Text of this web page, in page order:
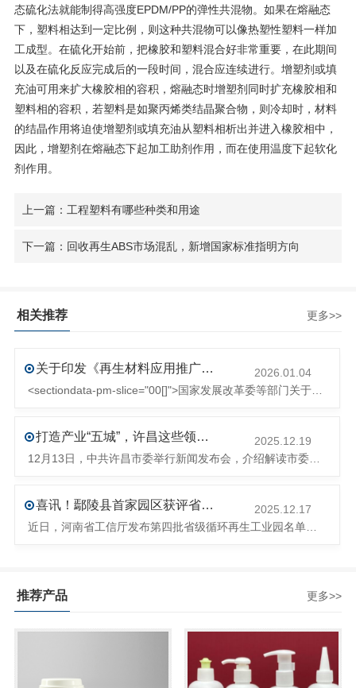
态硫化法就能制得高强度EPDM/PP的弹性共混物。如果在熔融态
下，塑料相达到一定比例，则这种共混物可以像热塑性塑料一样加
工成型。在硫化开始前，把橡胶和塑料混合好非常重要，在此期间
以及在硫化反应完成后的一段时间，混合应连续进行。增塑剂或填
充油可用来扩大橡胶相的容积，熔融态时增塑剂同时扩充橡胶相和
塑料相的容积，若塑料是如聚丙烯类结晶聚合物，则冷却时，材料
的结晶作用将迫使增塑剂或填充油从塑料相析出并进入橡胶相中，
因此，增塑剂在熔融态下起加工助剂作用，而在使用温度下起软化
剂作用。
上一篇：工程塑料有哪些种类和用途
下一篇：回收再生ABS市场混乱，新增国家标准指明方向
相关推荐 更多>>
关于印发《再生材料应用推广行动方案》的通知(发改环资〔2025〕1681号)
2026.01.04
打造产业“五城”，许昌这些领域将迎来大发展！
2025.12.19
喜讯！鄢陵县首家园区获评省级循环再生工业园
2025.12.17
推荐产品 更多>>